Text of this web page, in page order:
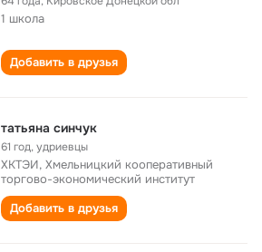
1 школа
Добавить в друзья
татьяна синчук
61 год,удриевцы
ХКТЭИ, Хмельницкий кооперативный
торгово-экономический институт
Добавить в друзья